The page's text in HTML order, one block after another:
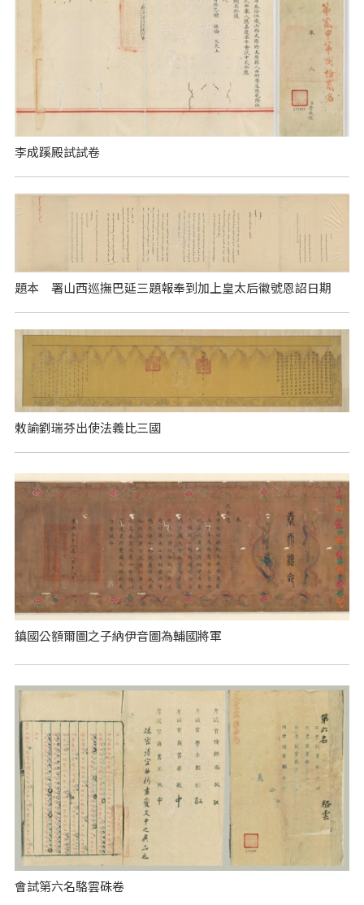
李成蹊殿試試卷
題本 署山西巡撫巴延三題報奉到加上皇太后徽號恩詔日期
敕諭劉瑞芬出使法義比三國
鎮國公額爾圖之子納伊音圖為輔國將軍
會試第六名駱雲硃卷